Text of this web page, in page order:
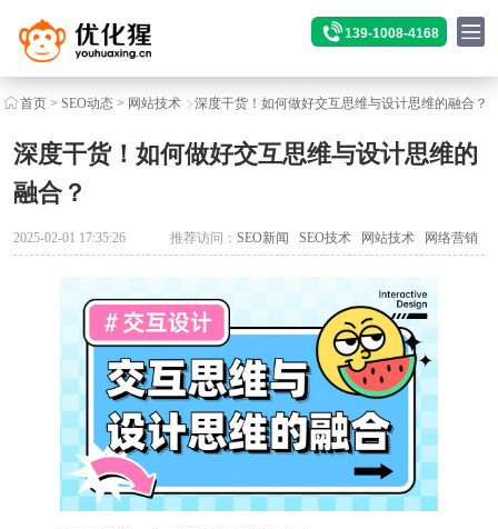
139-1008-4168
首页> SEO动态> 网站技术 深度干货！如何做好交互思维与设计思维的融合？
深度干货！如何做好交互思维与设计思维的
融合？
2025-02-01 17:35:26 推荐访问：SEO新闻 SEO技术 网站技术 网络营销